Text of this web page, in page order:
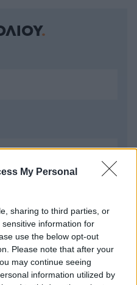
My Personal
sharing to third parties, or
information for
use the below opt-out
Please note that after your
may continue seeing
information utilized by